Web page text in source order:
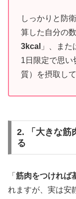
しっかりと防
算した自分の
3kcal 」、また
1日限定で思い
質）を摂取し
2. 「大きな筋
る
「 筋肉をつければ
れますが、実は安